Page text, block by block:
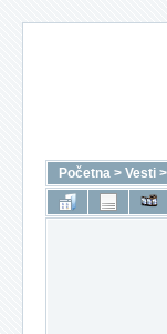
Početna > Vesti >